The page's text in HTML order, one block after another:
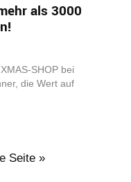
als 3000
SHOP bei
die Wert auf
Seite »